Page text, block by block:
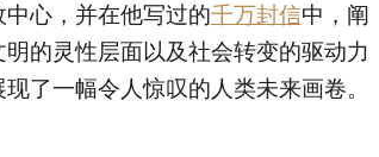
心，并在他写过的千万封信中，阐
的灵性层面以及社会转变的驱动力
了一幅令人惊叹的人类未来画卷。